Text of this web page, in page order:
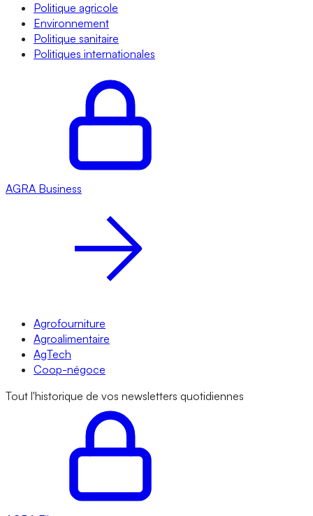
Politique agricole
Environnement
Politique sanitaire
Politiques internationales
AGRA Business
Agrofourniture
Agroalimentaire
AgTech
Coop-négoce
Tout l'historique de vos newsletters quotidiennes